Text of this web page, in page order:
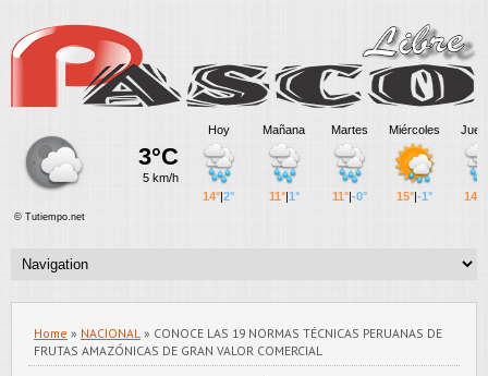
Home » NACIONAL » CONOCE LAS 19 NORMAS TÉCNICAS PERUANAS DE
FRUTAS AMAZÓNICAS DE GRAN VALOR COMERCIAL